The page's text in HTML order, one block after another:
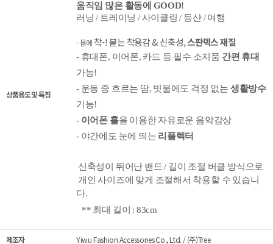
상품용도 및 특징
움직임 많은 활동에 GOOD!
러닝 / 트레이닝 / 사이클링 / 등산 / 여행
- 몸에 착-! 붙는 착용감 & 신축성,스판덱스재질
- 휴대폰, 이어폰, 카드 등 필수 소지품 간편 휴대
가능!
- 운동 중 흐르는 땀, 빗물에도 걱정 없는 생활방수
기능!
- 이어폰 홀을 이용한 자유로운 음악감상
- 야간에도 눈에 띄는 리플렉터
신축성이 뛰어난 밴드 / 길이 조절 버클 방식으로
개인 사이즈에 맞게 조절해서 착용할수 있습니
다.
** 최대 길이 : 83cm
제조자
Yiwu Fashion Accessories Co., Ltd. / (주)Tree